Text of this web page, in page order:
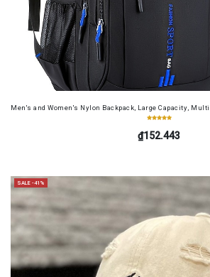
Men's and Women's Nylon Backpack, Large Capacity,
₫152.443
SALE -41%